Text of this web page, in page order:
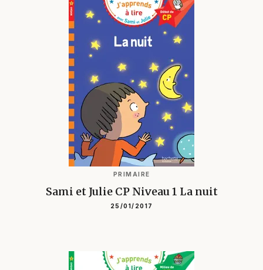
PRIMAIRE
Sami et Julie CP Niveau 1 La nuit
25/01/2017